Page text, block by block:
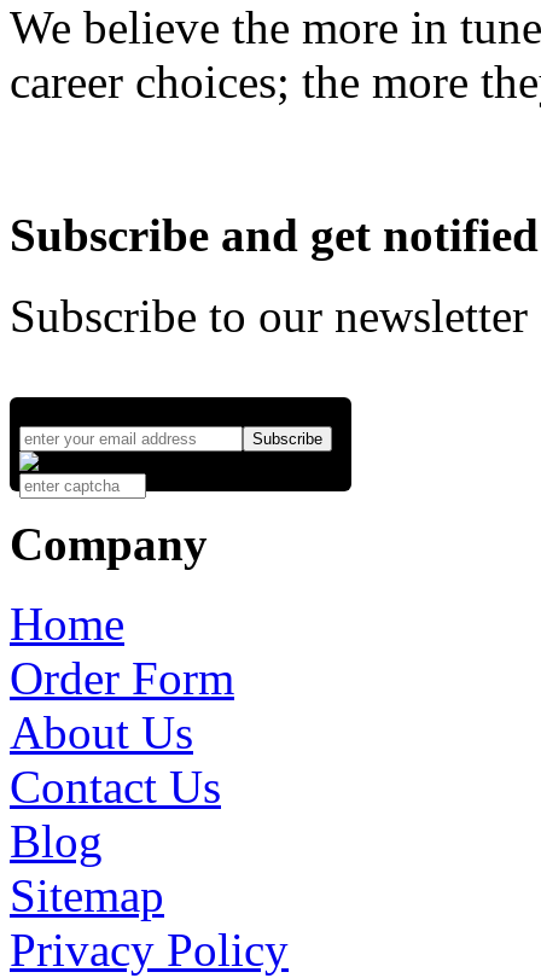
We believe the more in
career choices; the more
Subscribe and get notified
Subscribe to our
Company
Home
Order Form
About Us
Contact Us
Blog
Sitemap
Privacy Policy